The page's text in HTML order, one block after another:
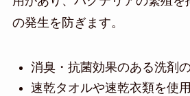
の発生を防ぎます。
消臭・抗菌効果のある洗剤
速乾タオルや速乾衣類を使